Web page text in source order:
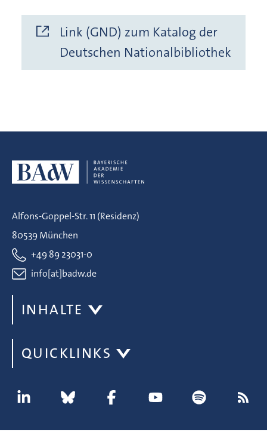
Link (GND) zum Katalog der
Deutschen Nationalbibliothek
Alfons-Goppel-Str. 11 (Residenz)
80539 München
+49 89 23031-0
info[at]badw.de
INHALTE
QUICKLINKS